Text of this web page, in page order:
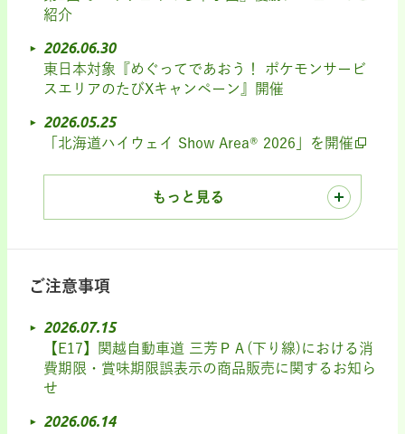
紹介
2026.06.30
東日本対象『めぐってであおう！ ポケモンサービ
スエリアのたびXキャンペーン』開催
2026.05.25
「北海道ハイウェイ Show Area® 2026」を開催
もっと見る
ご注意事項
2026.07.15
【E17】関越自動車道 三芳ＰＡ(下り線)における消
費期限・賞味期限誤表示の商品販売に関するお知ら
せ
2026.06.14